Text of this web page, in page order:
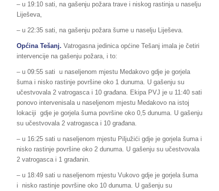
– u 19:10 sati, na gašenju požara trave i niskog rastinja u naselju
Liješeva,
– u 22:35 sati, na gašenju požara šume u naselju Liješeva.
Općina Tešanj. Vatrogasna jedinica općine Tešanj imala je četiri
intervencije na gašenju požara, i to:
– u 09:55 sati u naseljenom mjestu Medakovo gdje je gorjela
šuma i nisko rastinje površine oko 1 dunuma. U gašenju su
učestvovala 2 vatrogasca i 10 građana. Ekipa PVJ je u 11:40 sati
ponovo intervenisala u naseljenom mjestu Medakovo na istoj
lokaciji gdje je gorjela šuma površine oko 0,5 dunuma. U gašenju
su učestvovala 2 vatrogasca i 10 građana.
– u 16:25 sati u naseljenom mjestu Piljužići gdje je gorjela šuma i
nisko rastinje površine oko 2 dunuma. U gašenju su učestvovala
2 vatrogasca i 1 građanin.
– u 18:49 sati u naseljenom mjestu Vukovo gdje je gorjela šuma
i nisko rastinje površine oko 10 dunuma. U gašenju su